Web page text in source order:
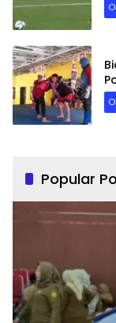
Popular